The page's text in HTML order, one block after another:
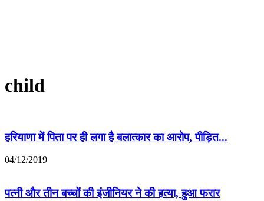
child
हरियाणा में पिता पर ही लगा है बलात्कार का आरोप, पीड़ित...
04/12/2019
पत्नी और तीन बच्चों की इंजीनियर ने की हत्या, हुआ फरार